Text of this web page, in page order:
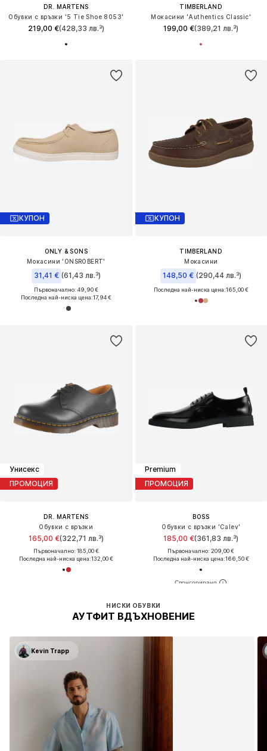
DR. MARTENS
Обувки с връзки '5 Tie Shoe 8053'
219,00 €(428,33 лв.³)
TIMBERLAND
Мокасини 'Authentics Classic'
199,00 €(389,21 лв.³)
КУПОН
ONLY & SONS
Мокасини 'ONSROBERT'
31,41 € (61,43 лв.³)
Първоначално: 49,90 €
Последна най-ниска цена:17,94 €
КУПОН
TIMBERLAND
Мокасини
148,50 € (290,44 лв.³)
Последна най-ниска цена:165,00 €
Унисекс
ПРОМОЦИЯ
DR. MARTENS
Обувки с връзки
165,00 €(322,71 лв.³)
Първоначално: 185,00 €
Последна най-ниска цена:132,00 €
Premium
ПРОМОЦИЯ
BOSS
Обувки с връзки 'Calev'
185,00 €(361,83 лв.³)
Първоначално: 209,00 €
Последна най-ниска цена:166,50 €
НИСКИ ОБУВКИ
АУТФИТ ВДЪХНОВЕНИЕ
Kevin Trapp